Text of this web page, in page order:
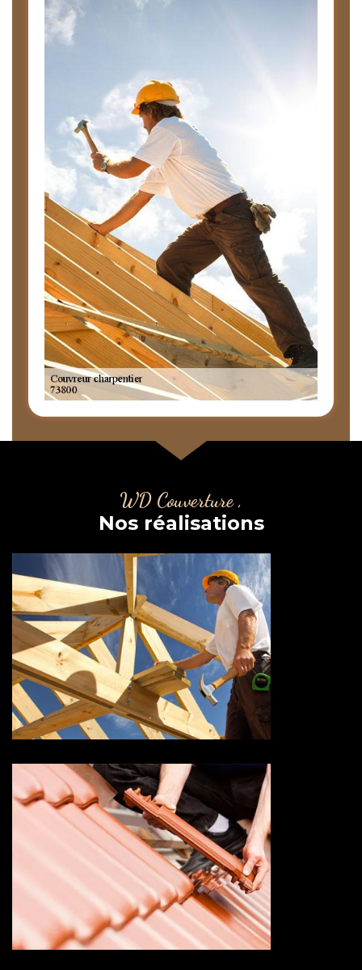
WD Couverture ,
Nos réalisations
Couvreur charpentier 73
Savoie
Devis changement de tuile 73
Savoie